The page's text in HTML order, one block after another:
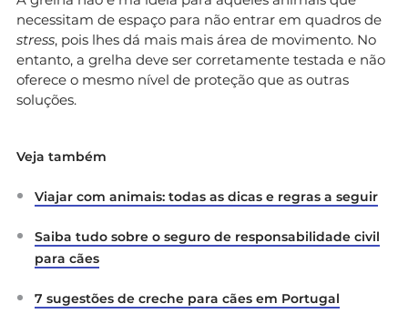
necessitam de espaço para não entrar em quadros de
stress, pois lhes dá mais mais área de movimento. No
entanto, a grelha deve ser corretamente testada e não
oferece o mesmo nível de proteção que as outras
soluções.
Veja também
Viajar com animais: todas as dicas e regras a seguir
Saiba tudo sobre o seguro de responsabilidade civil
para cães
7 sugestões de creche para cães em Portugal